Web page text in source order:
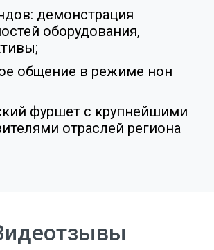
демонстрация
оборудования,
общение в режиме нон
фуршет с крупнейшими
отраслей региона